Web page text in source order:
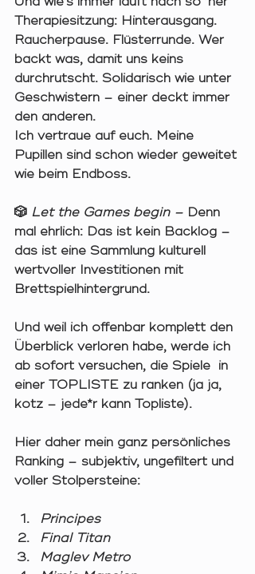
Therapiesitzung: Hinterausgang.
Raucherpause. Flüsterrunde. Wer
backt was, damit uns keins
durchrutscht. Solidarisch wie unter
Geschwistern – einer deckt immer
den anderen.
Ich vertraue auf euch. Meine
Pupillen sind schon wieder geweitet
wie beim Endboss.
🎲 Let the Games begin – Denn
mal ehrlich: Das ist kein Backlog –
das ist eine Sammlung kulturell
wertvoller Investitionen mit
Brettspielhintergrund.
Und weil ich offenbar komplett den
Überblick verloren habe, werde ich
ab sofort versuchen, die Spiele  in
einer TOPLISTE zu ranken (ja ja,
kotz – jede*r kann Topliste).
Hier daher mein ganz persönliches
Ranking – subjektiv, ungefiltert und
voller Stolpersteine:
Principes
Final Titan
Maglev Metro